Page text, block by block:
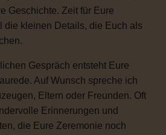
Geschichte. Zeit für Eure
die kleinen Details, die Euch als
Gespräch entsteht Eure
Auf Wunsch spreche ich
Eltern oder Freunden. Oft
Erinnerungen und
die Eure Zeremonie noch